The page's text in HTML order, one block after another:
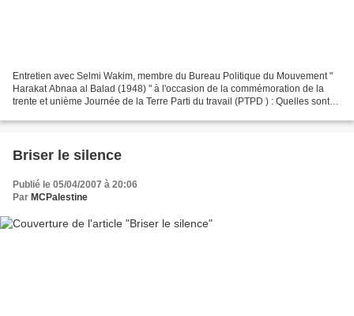
Entretien avec Selmi Wakim, membre du Bureau Politique du Mouvement "
Harakat Abnaa al Balad (1948) " à l'occasion de la commémoration de la
trente et unième Journée de la Terre Parti du travail (PTPD ) : Quelles sont
Briser le silence
Publié le 05/04/2007 à 20:06
Par MCPalestine